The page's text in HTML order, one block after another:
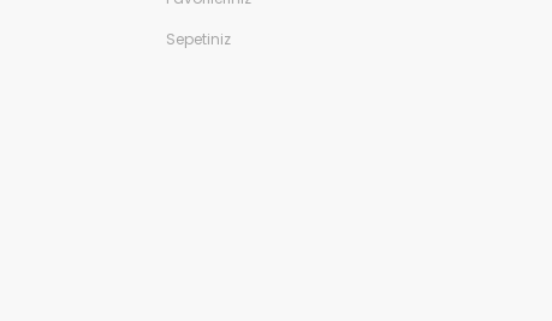
Sepetiniz